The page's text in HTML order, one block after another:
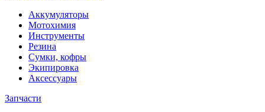
Аккумуляторы
Мотохимия
Инструменты
Резина
Сумки, кофры
Экипировка
Аксессуары
Запчасти